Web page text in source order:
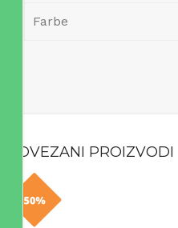
Farbe
POVEZANI PROIZVODI